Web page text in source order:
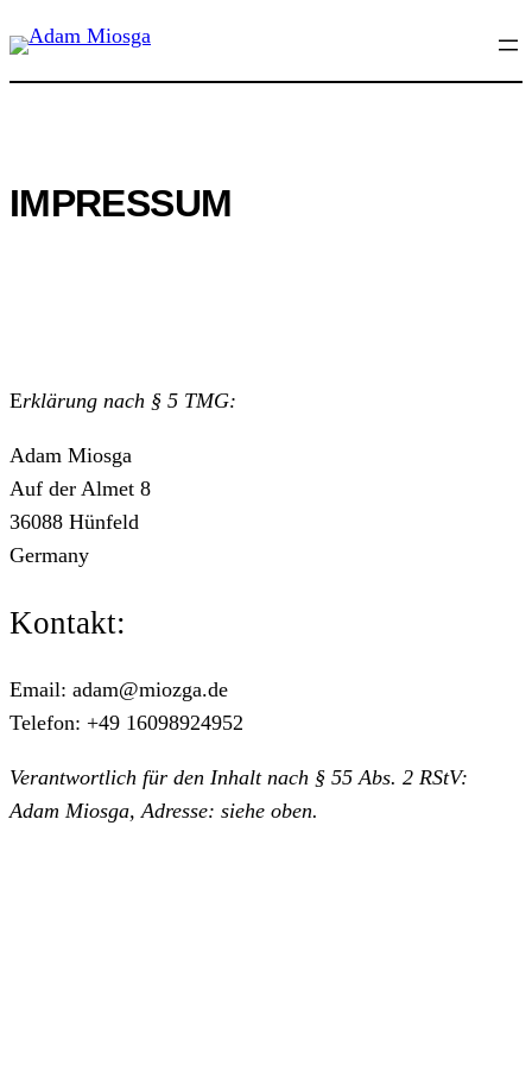
Zum
Inhalt
IMPRESSUM
Erklärung nach § 5 TMG:
Adam Miosga
Auf der Almet 8
36088 Hünfeld
Germany
Kontakt:
Email: adam@miozga.de
Telefon: +49 16098924952
Verantwortlich für den Inhalt nach § 55 Abs. 2 RStV:
Adam Miosga, Adresse: siehe oben.